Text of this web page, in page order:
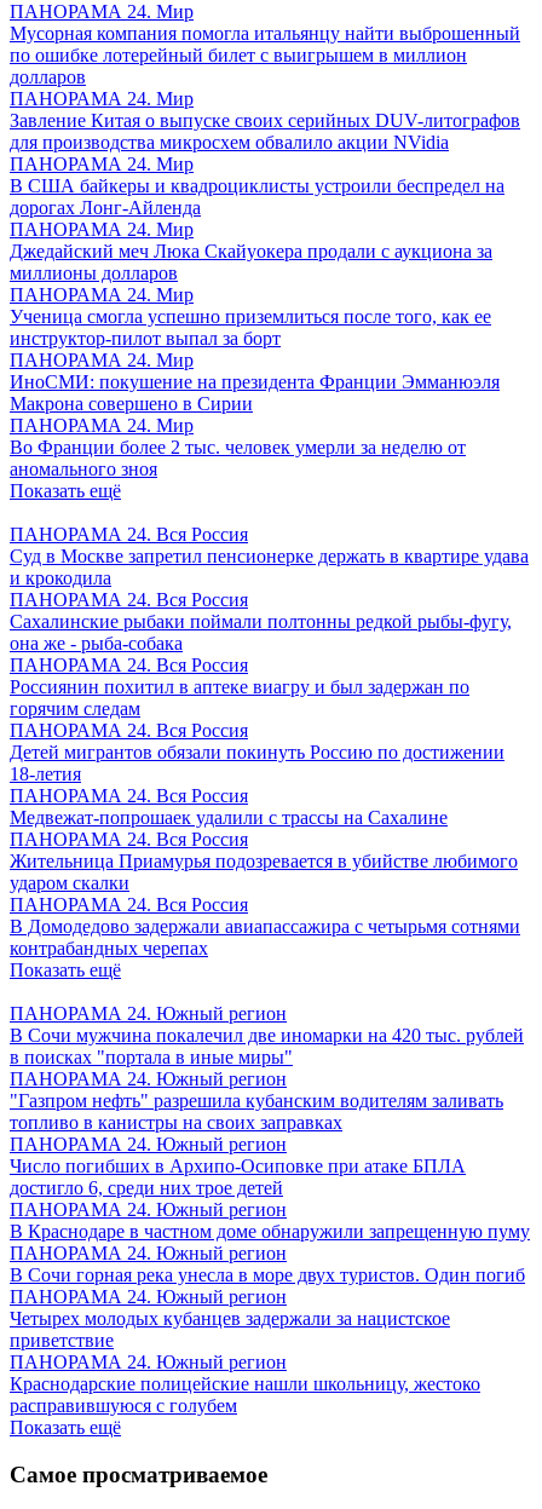
ПАНОРАМА 24. Мир
Мусорная компания помогла итальянцу найти выброшенный
по ошибке лотерейный билет с выигрышем в миллион
долларов
ПАНОРАМА 24. Мир
Завление Китая о выпуске своих серийных DUV-литографов
для производства микросхем обвалило акции NVidia
ПАНОРАМА 24. Мир
В США байкеры и квадроциклисты устроили беспредел на
дорогах Лонг-Айленда
ПАНОРАМА 24. Мир
Джедайский меч Люка Скайуокера продали с аукциона за
миллионы долларов
ПАНОРАМА 24. Мир
Ученица смогла успешно приземлиться после того, как ее
инструктор-пилот выпал за борт
ПАНОРАМА 24. Мир
ИноСМИ: покушение на президента Франции Эмманюэля
Макрона совершено в Сирии
ПАНОРАМА 24. Мир
Во Франции более 2 тыс. человек умерли за неделю от
аномального зноя
Показать ещё
ПАНОРАМА 24. Вся Россия
Суд в Москве запретил пенсионерке держать в квартире удава
и крокодила
ПАНОРАМА 24. Вся Россия
Сахалинские рыбаки поймали полтонны редкой рыбы-фугу,
она же - рыба-собака
ПАНОРАМА 24. Вся Россия
Россиянин похитил в аптеке виагру и был задержан по
горячим следам
ПАНОРАМА 24. Вся Россия
Детей мигрантов обязали покинуть Россию по достижении
18-летия
ПАНОРАМА 24. Вся Россия
Медвежат-попрошаек удалили с трассы на Сахалине
ПАНОРАМА 24. Вся Россия
Жительница Приамурья подозревается в убийстве любимого
ударом скалки
ПАНОРАМА 24. Вся Россия
В Домодедово задержали авиапассажира с четырьмя сотнями
контрабандных черепах
Показать ещё
ПАНОРАМА 24. Южный регион
В Сочи мужчина покалечил две иномарки на 420 тыс. рублей
в поисках "портала в иные миры"
ПАНОРАМА 24. Южный регион
"Газпром нефть" разрешила кубанским водителям заливать
топливо в канистры на своих заправках
ПАНОРАМА 24. Южный регион
Число погибших в Архипо-Осиповке при атаке БПЛА
достигло 6, среди них трое детей
ПАНОРАМА 24. Южный регион
В Краснодаре в частном доме обнаружили запрещенную пуму
ПАНОРАМА 24. Южный регион
В Сочи горная река унесла в море двух туристов. Один погиб
ПАНОРАМА 24. Южный регион
Четырех молодых кубанцев задержали за нацистское
приветствие
ПАНОРАМА 24. Южный регион
Краснодарские полицейские нашли школьницу, жестоко
расправившуюся с голубем
Показать ещё
Самое просматриваемое